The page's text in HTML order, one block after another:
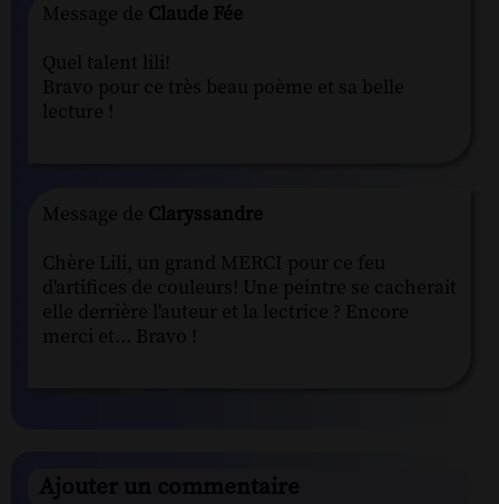
Message de Claude Fée
Quel talent lili!
Bravo pour ce très beau poème et sa belle
lecture !
Message de Claryssandre
Chère Lili, un grand MERCI pour ce feu
d'artifices de couleurs! Une peintre se cacherait
elle derrière l'auteur et la lectrice ? Encore
merci et... Bravo !
Ajouter un commentaire